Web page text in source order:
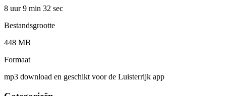
8 uur 9 min 32 sec
Bestandsgrootte
448 MB
Formaat
mp3 download en geschikt voor de Luisterrijk app